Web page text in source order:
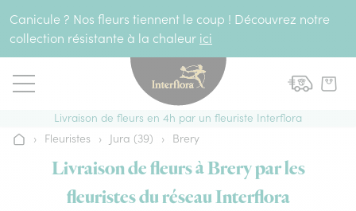
Canicule ? Nos fleurs tiennent le coup ! Découvrez notre
collection résistante à la chaleur ici
Livraison de fleurs en 4h par un fleuriste Interflora
Accueil
› Fleuristes › Jura (39) › Brery
Livraison de fleurs à Brery par les
fleuristes du réseau Interflora